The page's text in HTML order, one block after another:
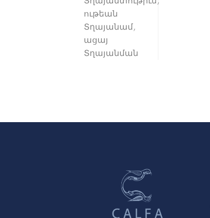
ութեան
Տղայանամ,
ացայ
Տղայանման